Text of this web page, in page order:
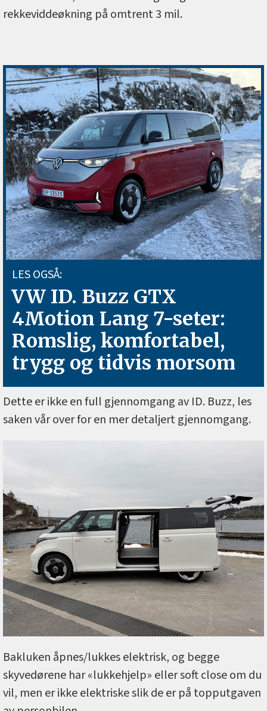
rekkeviddeøkning på omtrent 3 mil.
LES OGSÅ:
VW ID. Buzz GTX
4Motion Lang 7-seter:
Romslig, komfortabel,
trygg og tidvis morsom
Dette er ikke en full gjennomgang av ID. Buzz, les
saken vår over for en mer detaljert gjennomgang.
Bakluken åpnes/lukkes elektrisk, og begge
skyvedørene har «lukkehjelp» eller soft close om du
vil, men er ikke elektriske slik de er på topputgaven